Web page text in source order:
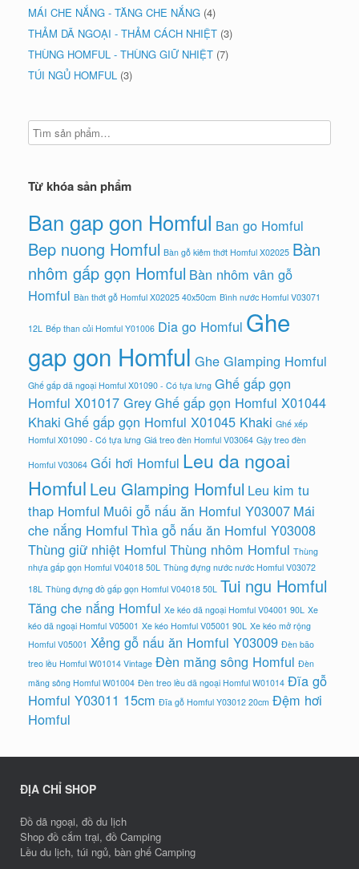
MÁI CHE NẮNG - TĂNG CHE NẮNG (4)
THẢM DÃ NGOẠI - THẢM CÁCH NHIỆT (3)
THÙNG HOMFUL - THÙNG GIỮ NHIỆT (7)
TÚI NGỦ HOMFUL (3)
Từ khóa sản phẩm
Ban gap gon Homful Ban go Homful
Bep nuong Homful Bàn gỗ kiêm thớt Homful X02025 Bàn
nhôm gấp gọn Homful Bàn nhôm vân gỗ
Homful Bàn thớt gỗ Homful X02025 40x50cm Bình nước Homful V03071
12L Bếp than củi Homful Y01006 Dia go Homful Ghe
gap gon Homful Ghe Glamping Homful
Ghế gấp dã ngoại Homful X01090 - Có tựa lưng Ghế gấp gọn
Homful X01017 GreyGhế gấp gọn Homful X01044
Khaki Ghế gấp gọn Homful X01045 Khaki Ghế xếp
Homful X01090 - Có tựa lưng Giá treo đèn Homful V03064 Gậy treo đèn
Homful V03064 Gối hơi Homful Leu da ngoai
Homful Leu Glamping Homful Leu kim tu
thap Homful Muôi gỗ nấu ăn Homful Y03007 Mái
che nắng Homful Thìa gỗ nấu ăn Homful Y03008
Thùng giữ nhiệt Homful Thùng nhôm Homful Thùng
nhựa gấp gọn Homful V04018 50L Thùng đựng nước nước Homful V03072
18L Thùng đựng đồ gấp gọn Homful V04018 50L Tui ngu Homful
Tăng che nắng Homful Xe kéo dã ngoại Homful V04001 90L Xe
kéo dã ngoại Homful V05001 Xe kéo Homful V05001 90L Xe kéo mở rộng
Homful V05001 Xẻng gỗ nấu ăn Homful Y03009 Đèn bão
treo lều Homful W01014 Vintage Đèn măng sông Homful Đèn
măng sông Homful W01004 Đèn treo lều dã ngoại Homful W01014 Đĩa gỗ
Homful Y03011 15cm Đĩa gỗ Homful Y03012 20cm Đệm hơi
Homful
ĐỊA CHỈ SHOP
Đồ dã ngoại, đồ du lịch
Shop đồ cắm trại, đồ Camping
Lều du lịch, túi ngủ, bàn ghế Camping